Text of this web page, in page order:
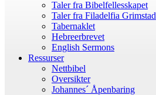
Taler fra Bibelfellesskapet
Taler fra Filadelfia Grimstad
Tabernaklet
Hebreerbrevet
English Sermons
Ressurser
Nettbibel
Oversikter
Johannes´ Åpenbaring